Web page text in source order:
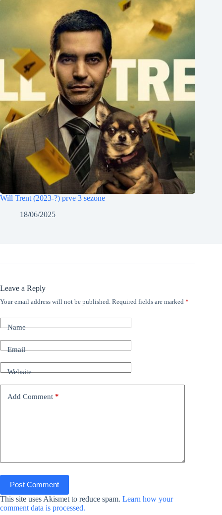
Will Trent (2023-?) prve 3 sezone
18/06/2025
Leave a Reply
Your email address will not be published. Required fields are marked *
Name
Email
Website
Add Comment *
Post Comment
This site uses Akismet to reduce spam. Learn how your
comment data is processed.